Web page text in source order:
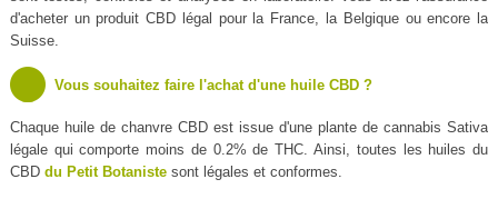
d'acheter un produit CBD légal pour la France, la Belgique ou encore la
Suisse.
Vous souhaitez faire l'achat d'une huile CBD ?
Chaque huile de chanvre CBD est issue d'une plante de cannabis Sativa
légale qui comporte moins de 0.2% de THC. Ainsi, toutes les huiles du
CBD du Petit Botanistesont légales et conformes.